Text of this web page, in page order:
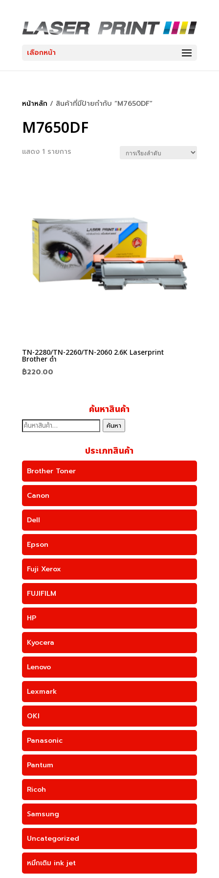
เลือกหน้า
หน้าหลัก / สินค้าที่มีป้ายกำกับ “M7650DF”
M7650DF
แสดง 1 รายการ
TN-2280/TN-2260/TN-2060 2.6K Laserprint
Brother ดำ
฿220.00
ค้นหาสินค้า
ค้นหา: ค้นหา
ประเภทสินค้า
Brother Toner
Canon
Dell
Epson
Fuji Xerox
FUJIFILM
HP
Kyocera
Lenovo
Lexmark
OKI
Panasonic
Pantum
Ricoh
Samsung
Uncategorized
หมึกเติม ink jet